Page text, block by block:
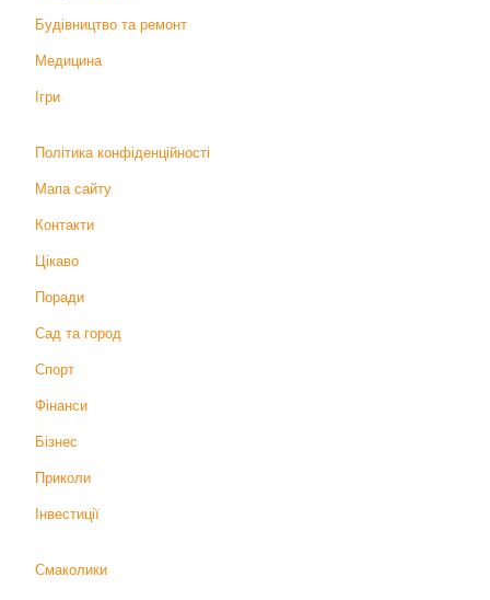
Будівництво та ремонт
Медицина
Ігри
Політика конфіденційності
Мапа сайту
Контакти
Цікаво
Поради
Сад та город
Спорт
Фінанси
Бізнес
Приколи
Інвестиції
Смаколики